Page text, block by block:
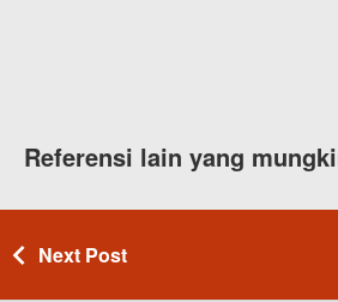
Referensi lain yang
Next Post